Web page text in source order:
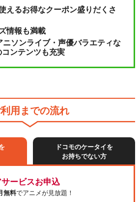
えるお得なクーポン盛りだくさ
情報も満載
ソンライブ・声優バラエティな
ンテンツも充実
用までの流れ
ドコモのケータイを
お持ちでない方
ービスお申込
無料でアニメが見放題！